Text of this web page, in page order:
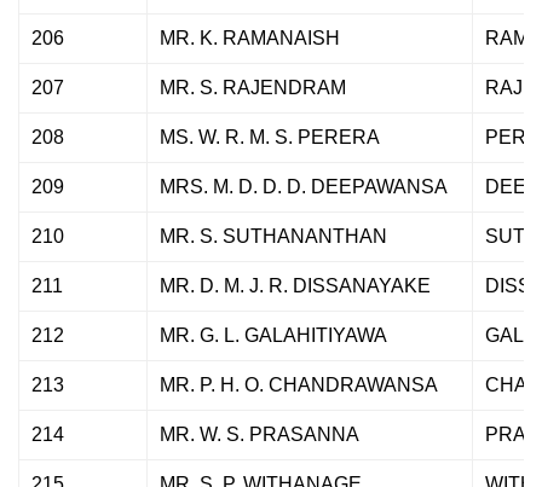
206 MR. K. RAMANAISH
207 MR. S. RAJENDRAM
208 MS. W. R. M. S. PERERA
209 MRS. M. D. D. D. DEEPAWANSA
210 MR. S. SUTHANANTHAN
211 MR. D. M. J. R. DISSANAYAKE
212 MR. G. L. GALAHITIYAWA
213 MR. P. H. O. CHANDRAWANSA
214 MR. W. S. PRASANNA